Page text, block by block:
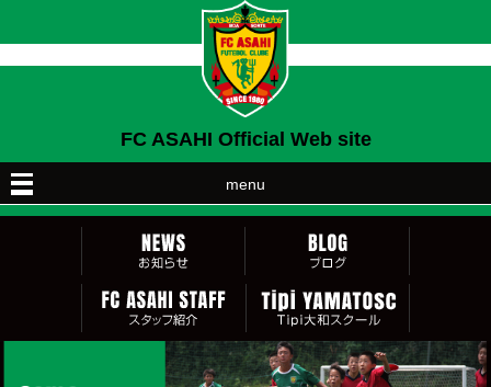
FC ASAHI Official Web site
menu